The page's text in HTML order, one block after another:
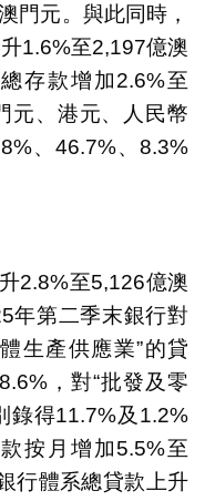
門元。與此同時，
1.6%至2,197億澳
存款增加2.6%至
元、港元、人民幣
、46.7%、8.3%
2.8%至5,126億澳
年第二季末銀行對
生產供應業”的貸
，對“批發及零
錄得11.7%及1.2%
按月增加5.5%至
行體系總貸款上升